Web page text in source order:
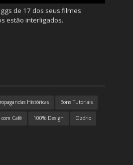
de 17 dos seus filmes
estão interligados.
Históricas Bons Tutoriais
Café 100% Design Ozório